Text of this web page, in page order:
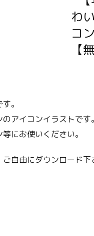
。
アイコンイラストです。
にお使いください。
自由にダウンロード下